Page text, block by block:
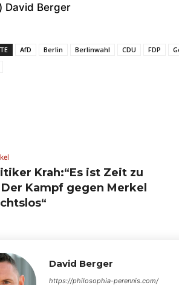
David Berger
AfD Berlin Berlinwahl CDU FDP
Krah:“Es ist Zeit zu
Der Kampf gegen Merkel
David Berger
https://philosophia-perennis.com/